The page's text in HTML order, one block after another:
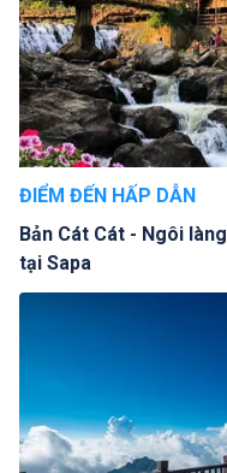
ĐIỂM ĐẾN HẤP DẪN
Bản Cát Cát - Ngôi
tại Sapa